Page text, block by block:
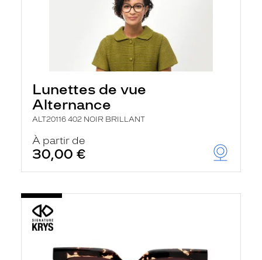
Lunettes de vue
Alternance
ALT20116 402 NOIR BRILLANT
À partir de
30,00 €